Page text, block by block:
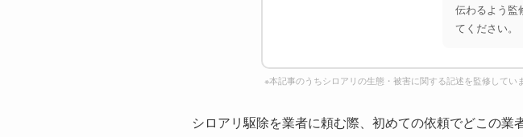
伝わるよう監
てください。
※本記事のうちシロアリの生態・被害に関する記述を監修していま
シロアリ駆除を業者に頼む際、初めての依頼でどこの業